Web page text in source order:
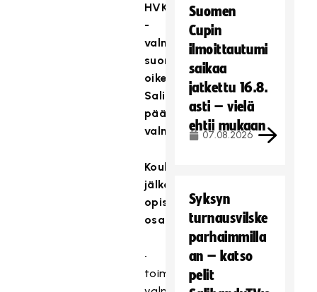
HVK
-
valmentajakoulutuksen
suorittaminen
oikeuttaa
Salibandyliiton
pääsarjatasolla
valmentamiseen.
Koulutuksen
jälkeen
opiskelija
osaa
•
toimia
Suomen
Cupin
ilmoittautumi
saikaa
jatkettu 16.8.
asti – vielä
ehtii mukaan
07.08.2026
Syksyn
turnausvilske
parhaimmilla
an – katso
pelit